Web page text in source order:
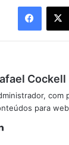
Cockell
com
para